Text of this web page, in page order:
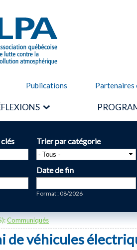
Publications Partenaires
Trier par catégorie
Date de fin
Format : 08/2026
Communiqués
de véhicules